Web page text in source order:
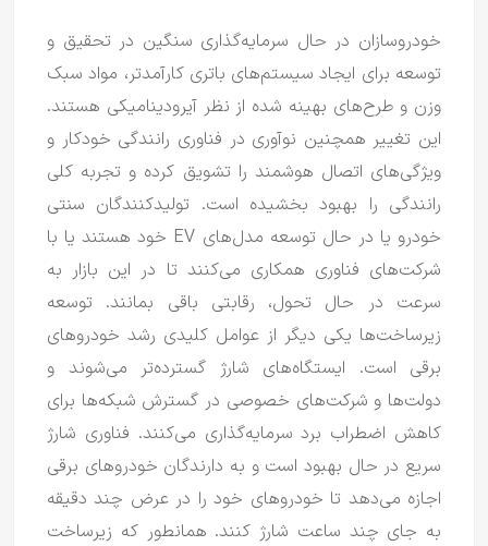
خودروسازان در حال سرمایه‌گذاری سنگین در تحقیق و
توسعه برای ایجاد سیستم‌های باتری کارآمدتر، مواد سبک
وزن و طرح‌های بهینه شده از نظر آیرودینامیکی هستند.
این تغییر همچنین نوآوری در فناوری رانندگی خودکار و
ویژگی‌های اتصال هوشمند را تشویق کرده و تجربه کلی
رانندگی را بهبود بخشیده است. تولیدکنندگان سنتی
خودرو یا در حال توسعه مدل‌های EV خود هستند یا با
شرکت‌های فناوری همکاری می‌کنند تا در این بازار به
سرعت در حال تحول، رقابتی باقی بمانند. توسعه
زیرساخت‌ها یکی دیگر از عوامل کلیدی رشد خودروهای
برقی است.
ایستگاه‌های شارژ گسترده‌تر می‌شوند و
دولت‌ها و شرکت‌های خصوصی در گسترش شبکه‌ها برای
کاهش اضطراب برد سرمایه‌گذاری می‌کنند. فناوری شارژ
سریع در حال بهبود است و به دارندگان خودروهای برقی
اجازه می‌دهد تا خودروهای خود را در عرض چند دقیقه
به جای چند ساعت شارژ کنند. همانطور که زیرساخت